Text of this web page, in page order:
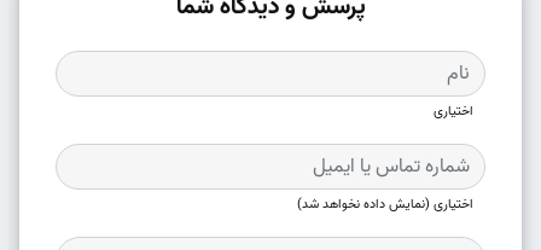
اختیاری
اختیاری (نمایش داده نخواهد شد)